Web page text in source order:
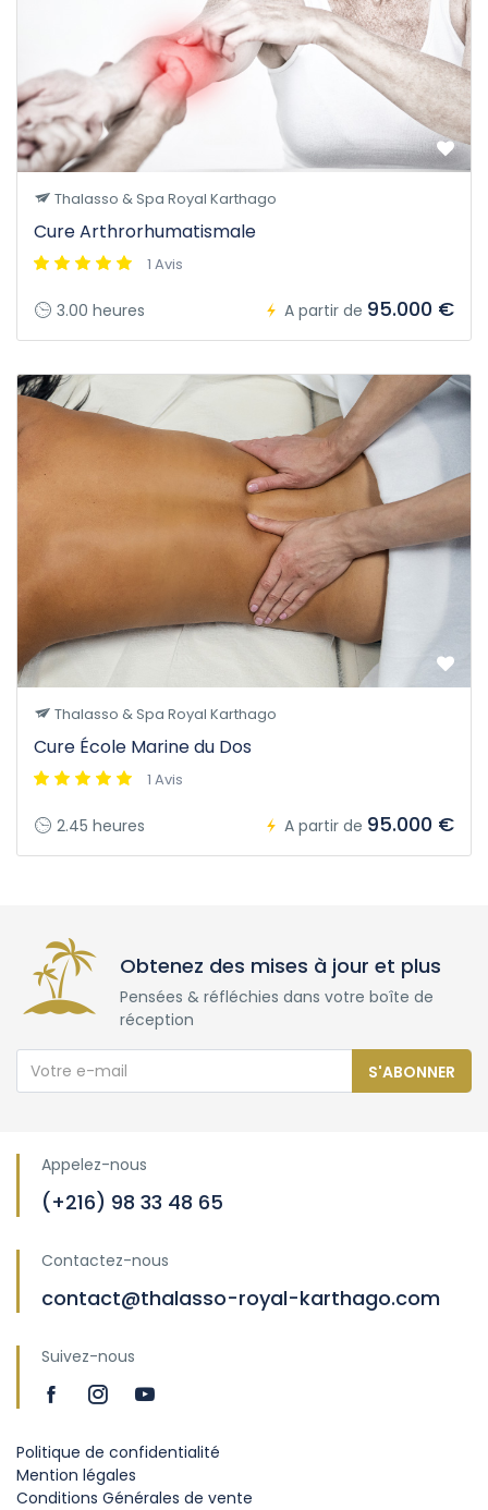
Thalasso & Spa Royal Karthago
Cure Arthrorhumatismale
1 Avis
3.00 heures A partir de 95.000 €
Thalasso & Spa Royal Karthago
Cure École Marine du Dos
1 Avis
2.45 heures A partir de 95.000 €
Obtenez des mises à jour et plus
Pensées & réfléchies dans votre boîte de
réception
S'ABONNER
Appelez-nous
(+216) 98 33 48 65
Contactez-nous
contact@thalasso-royal-karthago.com
Suivez-nous
Politique de confidentialité
Mention légales
Conditions Générales de vente